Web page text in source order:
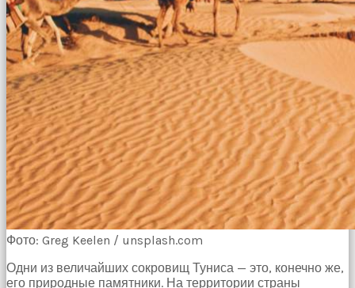
Фото: Greg Keelen / unsplash.com
Одни из величайших сокровищ Туниса — это, конечно же,
его природные памятники. На территории страны